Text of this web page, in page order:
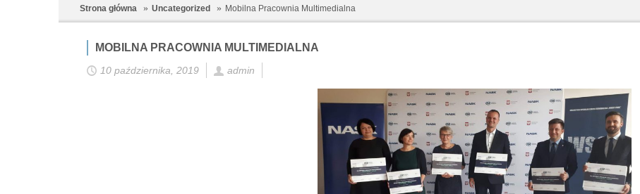
Strona główna Uncategorized Mobilna Pracownia Multimedialna
MOBILNA PRACOWNIA MULTIMEDIALNA
10 października, 2019 admin